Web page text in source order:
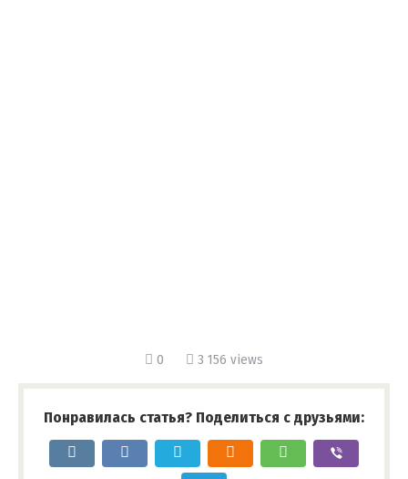
0 3 156 views
Понравилась статья? Поделиться с друзьями: